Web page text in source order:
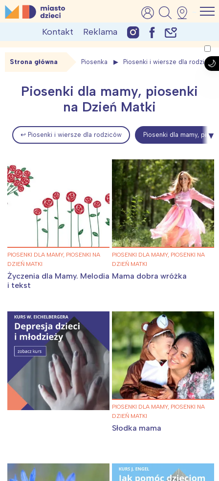
Skip
to
MiastoDzieci.pl
atrakcje dla dzieci, wydarzenia, imprezy rodzinne
Kontakt Reklama
Strona główna Piosenka Piosenki i wiersze dla rodziców
Piosenki dla mamy, piosenki
na Dzień Matki
↩ Piosenki i wiersze dla rodziców Piosenki dla mamy,
PIOSENKI DLA MAMY, PIOSENKI NA
DZIEŃ MATKI
Życzenia dla Mamy. Melodia
i tekst
PIOSENKI DLA MAMY, PIOSENKI NA
DZIEŃ MATKI
Mama dobra wróżka
PIOSENKI DLA MAMY, PIOSENKI NA
DZIEŃ MATKI
Słodka mama